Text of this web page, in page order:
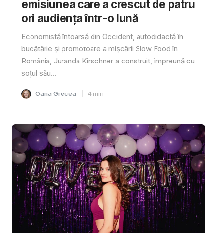
emisiunea care a crescut de patru
ori audiența într-o lună
Economistă întoarsă din Occident, autodidactă în
bucătărie și promotoare a mișcării Slow Food în
România, Juranda Kirschner a construit, împreună cu
soțul său...
Oana Grecea 4 min